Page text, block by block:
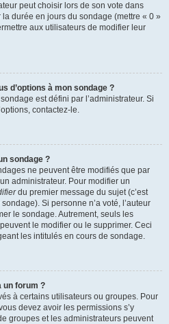
peut choisir lors de son vote dans
durée en jours du sondage (mettre « 0 »
aux utilisateurs de modifier leur
d’options à mon sondage ?
est défini par l’administrateur. Si
contactez-le.
sondage ?
ne peuvent être modifiés que par
administrateur. Pour modifier un
du premier message du sujet (c’est
Si personne n’a voté, l’auteur
le sondage. Autrement, seuls les
le modifier ou le supprimer. Ceci
les intitulés en cours de sondage.
un forum ?
à certains utilisateurs ou groupes. Pour
devez avoir les permissions s’y
groupes et les administrateurs peuvent